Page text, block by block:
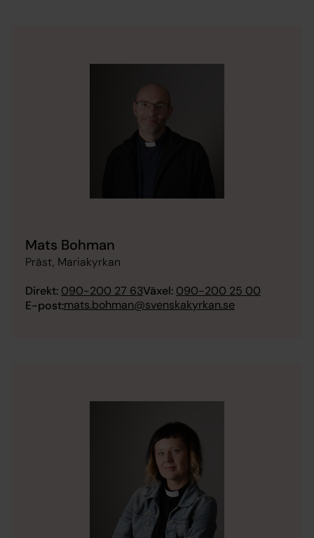
Mats Bohman
Präst, Mariakyrkan
Direkt: 090-200 27 63Växel: 090-200 25 00
E-post:mats.bohman@svenskakyrkan.se